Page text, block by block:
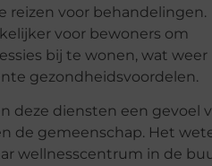
reizen voor behandelingen.
voor bewoners om
bij te wonen, wat weer
gezondheidsvoordelen.
deze diensten een gevoel
de gemeenschap. Het
wellnesscentrum in de